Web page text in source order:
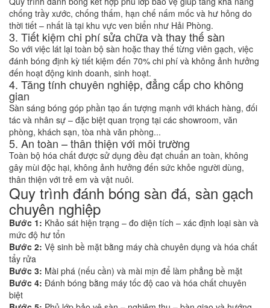
chống trầy xước, chống thấm, hạn chế nấm mốc và hư hỏng do
thời tiết – nhất là tại khu vực ven biển như Hải Phòng.
3. Tiết kiệm chi phí sửa chữa và thay thế sàn
So với việc lát lại toàn bộ sàn hoặc thay thế từng viên gạch, việc
đánh bóng định kỳ tiết kiệm đến 70% chi phí và không ảnh hưởng
đến hoạt động kinh doanh, sinh hoạt.
4. Tăng tính chuyên nghiệp, đẳng cấp cho không
gian
Sàn sáng bóng góp phần tạo ấn tượng mạnh với khách hàng, đối
tác và nhân sự – đặc biệt quan trọng tại các showroom, văn
phòng, khách sạn, tòa nhà văn phòng...
5. An toàn – thân thiện với môi trường
Toàn bộ hóa chất được sử dụng đều đạt chuẩn an toàn, không
gây mùi độc hại, không ảnh hưởng đến sức khỏe người dùng,
thân thiện với trẻ em và vật nuôi.
Quy trình đánh bóng sàn đá, sàn gạch
chuyên nghiệp
Bước 1: Khảo sát hiện trạng – đo diện tích – xác định loại sàn và
mức độ hư tổn
Bước 2: Vệ sinh bề mặt bằng máy chà chuyên dụng và hóa chất
tẩy rửa
Bước 3: Mài phá (nếu cần) và mài mịn để làm phẳng bề mặt
Bước 4: Đánh bóng bằng máy tốc độ cao và hóa chất chuyên
biệt